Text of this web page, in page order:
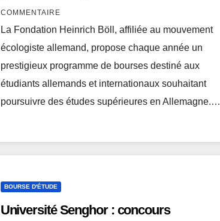
COMMENTAIRE
La Fondation Heinrich Böll, affiliée au mouvement
écologiste allemand, propose chaque année un
prestigieux programme de bourses destiné aux
étudiants allemands et internationaux souhaitant
poursuivre des études supérieures en Allemagne.…
BOURSE D'ÉTUDE
Université Senghor : concours